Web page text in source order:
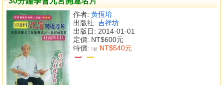
作者: 黃恆堉
出版社: 吉祥坊
出版日: 2014-01-01
定價: NT$600元
特價: 9折 NT$540元